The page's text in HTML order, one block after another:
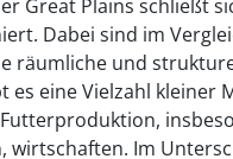
Great Plains schließt
Dabei sind im
räumliche und
eine Vielzahl kleiner
wirtschaften. Im